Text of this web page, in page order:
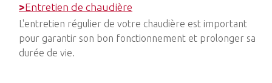
>Entretien de chaudière
L'entretien régulier de votre chaudière est important
pour garantir son bon fonctionnement et prolonger sa
durée de vie.